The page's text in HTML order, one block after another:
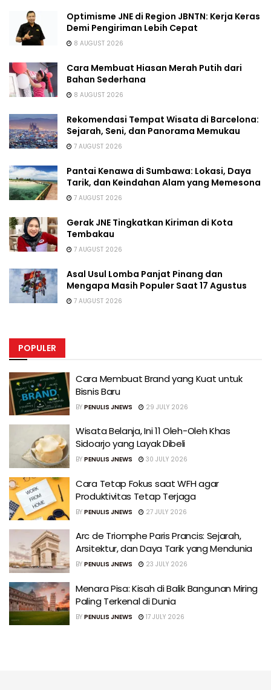
Optimisme JNE di Region JBNTN: Kerja Keras
Demi Pengiriman Lebih Cepat
8 AUGUST 2026
Cara Membuat Hiasan Merah Putih dari
Bahan Sederhana
8 AUGUST 2026
Rekomendasi Tempat Wisata di Barcelona:
Sejarah, Seni, dan Panorama Memukau
7 AUGUST 2026
Pantai Kenawa di Sumbawa: Lokasi, Daya
Tarik, dan Keindahan Alam yang Memesona
7 AUGUST 2026
Gerak JNE Tingkatkan Kiriman di Kota
Tembakau
7 AUGUST 2026
Asal Usul Lomba Panjat Pinang dan
Mengapa Masih Populer Saat 17 Agustus
7 AUGUST 2026
POPULER
Cara Membuat Brand yang Kuat untuk
Bisnis Baru
BY PENULIS JNEWS 29 JULY 2026
Wisata Belanja, Ini 11 Oleh-Oleh Khas
Sidoarjo yang Layak Dibeli
BY PENULIS JNEWS 30 JULY 2026
Cara Tetap Fokus saat WFH agar
Produktivitas Tetap Terjaga
BY PENULIS JNEWS 27 JULY 2026
Arc de Triomphe Paris Prancis: Sejarah,
Arsitektur, dan Daya Tarik yang Mendunia
BY PENULIS JNEWS 23 JULY 2026
Menara Pisa: Kisah di Balik Bangunan Miring
Paling Terkenal di Dunia
BY PENULIS JNEWS 17 JULY 2026